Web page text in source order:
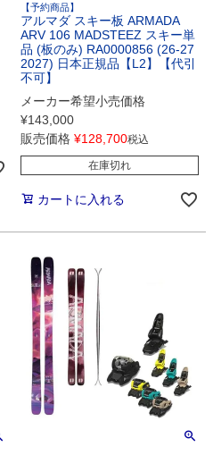
【予約商品】
アルマダ スキー板 ARMADA
ARV 106 MADSTEEZ スキー単
品 (板のみ) RA0000856 (26-27
2027) 日本正規品【L2】【代引
不可】
メーカー希望小売価格
¥143,000
販売価格 ¥128,700税込
在庫切れ
カートに入れる